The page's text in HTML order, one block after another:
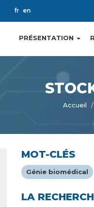
fr en
Main
navigation
PRÉSENTATION
Accueil
MOT-CLÉS
Génie biomédical
LA